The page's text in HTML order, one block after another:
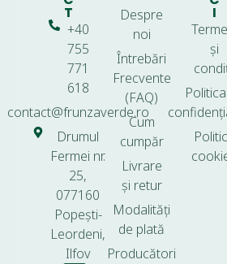
T
+40
755
771
618
contact@frunzaverde.ro
Drumul
Fermei nr.
25,
077160
Popești-
Leordeni,
Ilfov
Despre
noi
Întrebări
Frecvente
(FAQ)
Cum
cumpăr
Livrare
și retur
Modalități
de plată
Producători
I
și